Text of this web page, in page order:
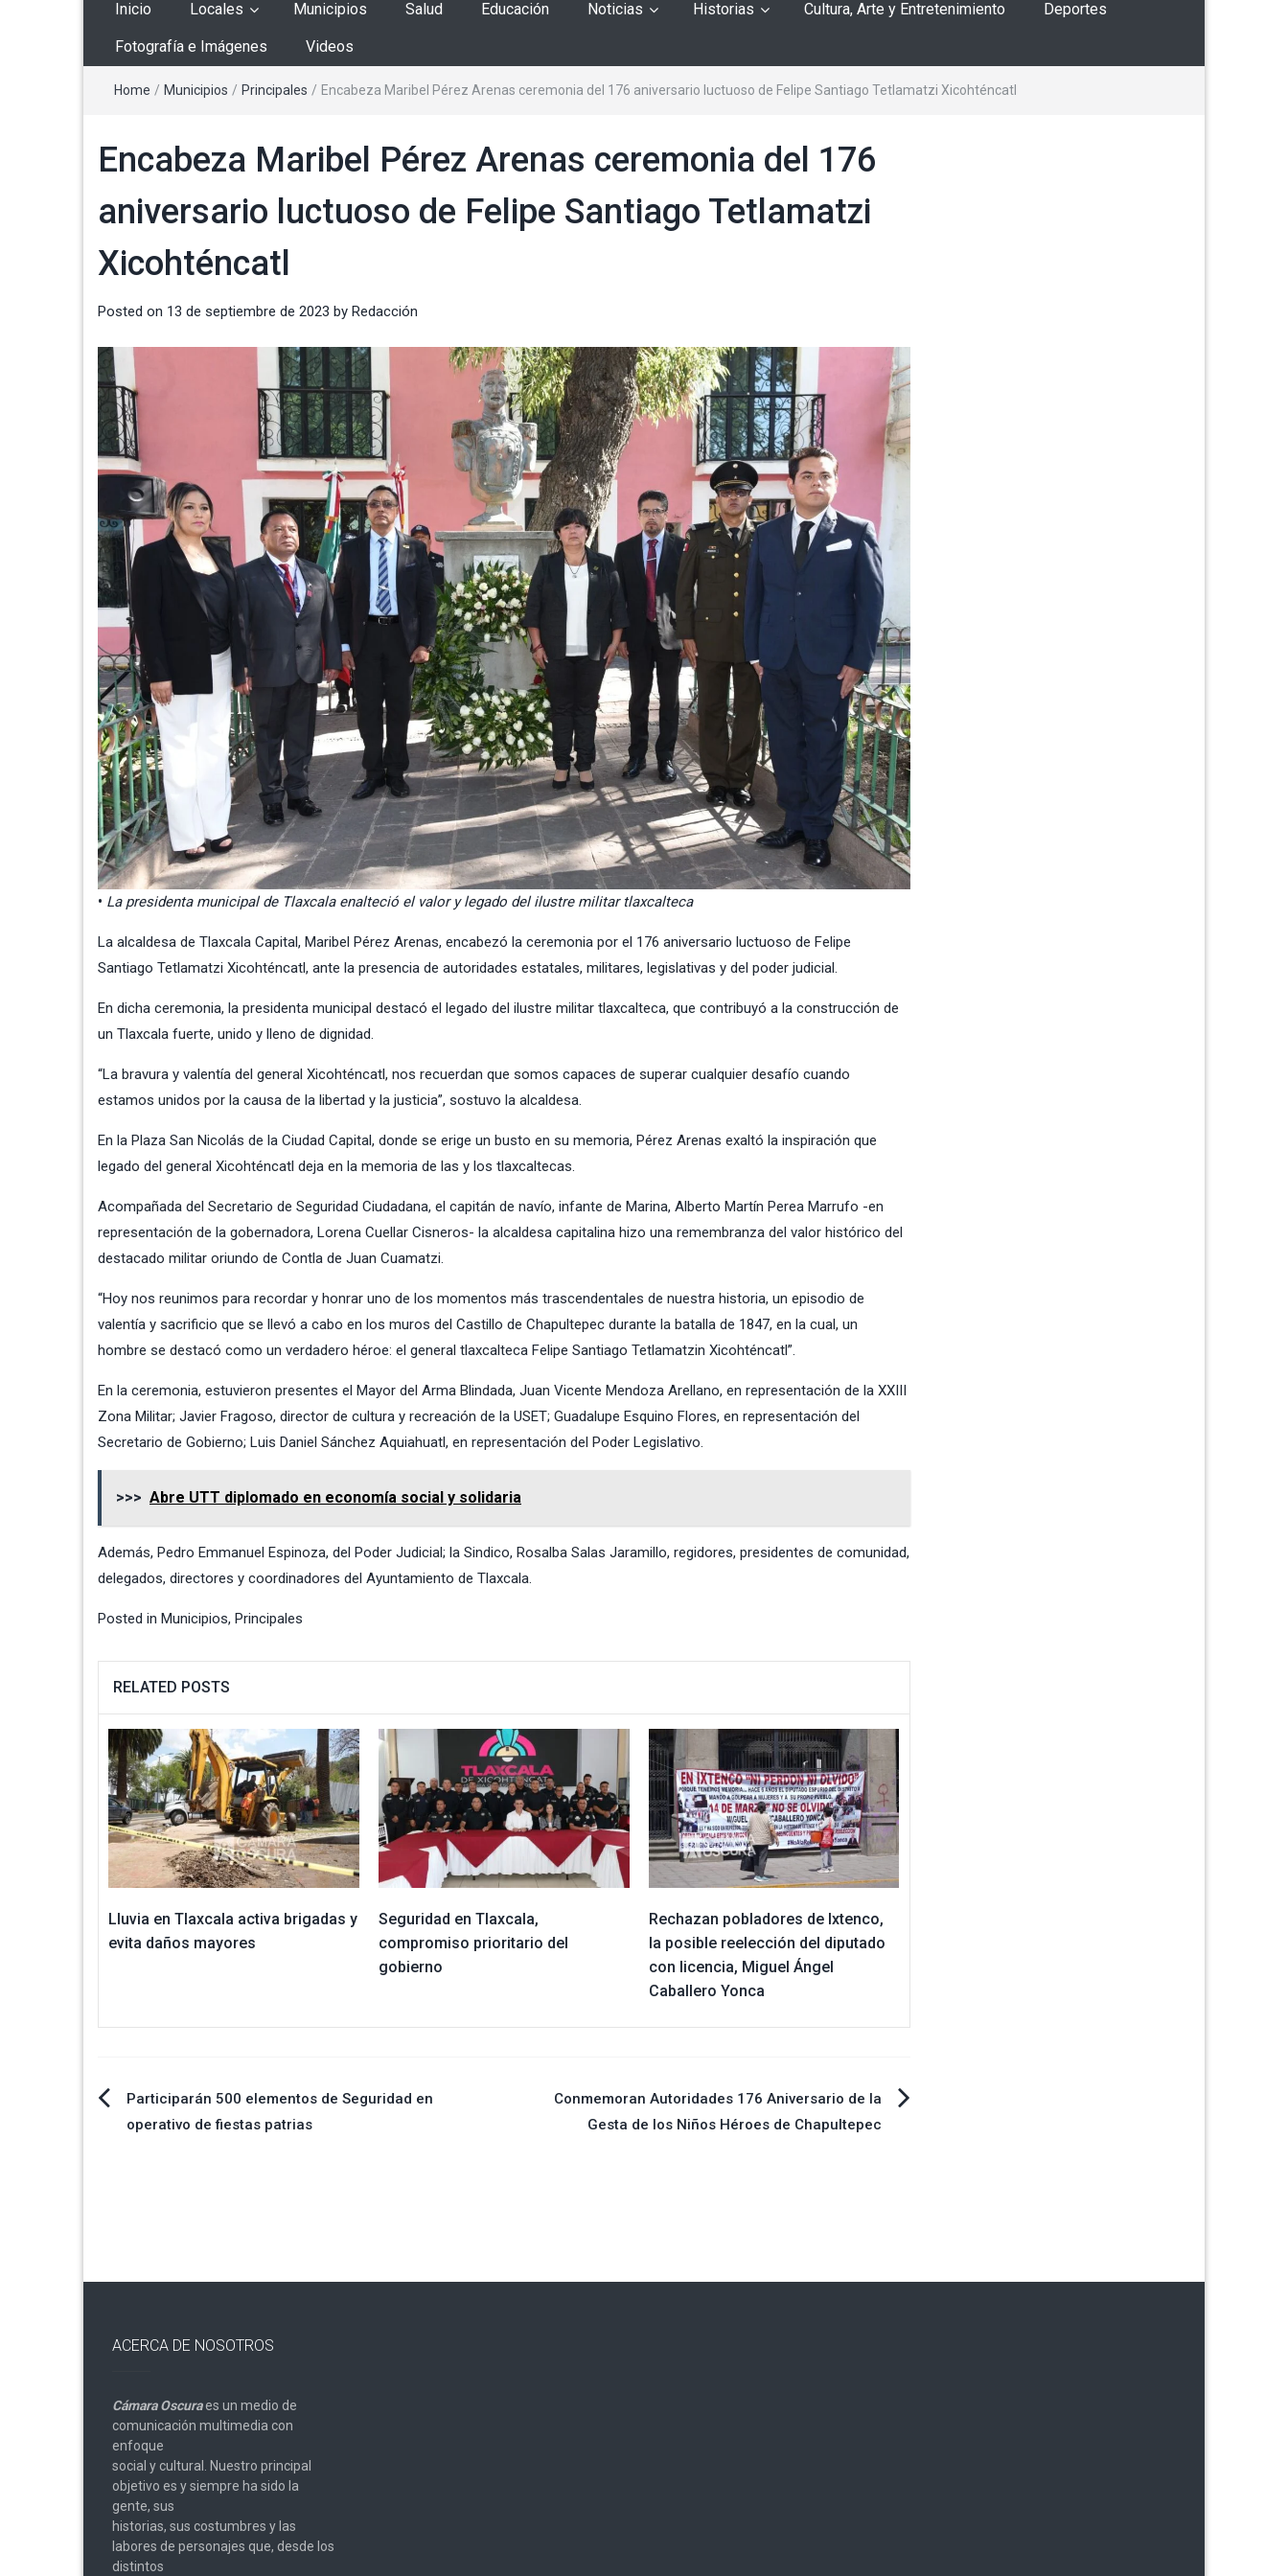
Inicio Locales Municipios Salud Educación Noticias Historias Cultura, Arte y Entretenimiento Deportes
Fotografía e Imágenes Videos
Home / Municipios / Principales / Encabeza Maribel Pérez Arenas ceremonia del 176 aniversario luctuoso de Felipe Santiago Tetlamatzi Xicohténcatl
Encabeza Maribel Pérez Arenas ceremonia del 176
aniversario luctuoso de Felipe Santiago Tetlamatzi
Xicohténcatl
Posted on 13 de septiembre de 2023 by Redacción
• La presidenta municipal de Tlaxcala enalteció el valor y legado del ilustre militar tlaxcalteca
La alcaldesa de Tlaxcala Capital, Maribel Pérez Arenas, encabezó la ceremonia por el 176 aniversario luctuoso de Felipe
Santiago Tetlamatzi Xicohténcatl, ante la presencia de autoridades estatales, militares, legislativas y del poder judicial.
En dicha ceremonia, la presidenta municipal destacó el legado del ilustre militar tlaxcalteca, que contribuyó a la construcción de
un Tlaxcala fuerte, unido y lleno de dignidad.
“La bravura y valentía del general Xicohténcatl, nos recuerdan que somos capaces de superar cualquier desafío cuando
estamos unidos por la causa de la libertad y la justicia”, sostuvo la alcaldesa.
En la Plaza San Nicolás de la Ciudad Capital, donde se erige un busto en su memoria, Pérez Arenas exaltó la inspiración que
legado del general Xicohténcatl deja en la memoria de las y los tlaxcaltecas.
Acompañada del Secretario de Seguridad Ciudadana, el capitán de navío, infante de Marina, Alberto Martín Perea Marrufo -en
representación de la gobernadora, Lorena Cuellar Cisneros- la alcaldesa capitalina hizo una remembranza del valor histórico del
destacado militar oriundo de Contla de Juan Cuamatzi.
“Hoy nos reunimos para recordar y honrar uno de los momentos más trascendentales de nuestra historia, un episodio de
valentía y sacrificio que se llevó a cabo en los muros del Castillo de Chapultepec durante la batalla de 1847, en la cual, un
hombre se destacó como un verdadero héroe: el general tlaxcalteca Felipe Santiago Tetlamatzin Xicohténcatl”.
En la ceremonia, estuvieron presentes el Mayor del Arma Blindada, Juan Vicente Mendoza Arellano, en representación de la XXIII
Zona Militar; Javier Fragoso, director de cultura y recreación de la USET; Guadalupe Esquino Flores, en representación del
Secretario de Gobierno; Luis Daniel Sánchez Aquiahuatl, en representación del Poder Legislativo.
>>> Abre UTT diplomado en economía social y solidaria
Además, Pedro Emmanuel Espinoza, del Poder Judicial; la Sindico, Rosalba Salas Jaramillo, regidores, presidentes de comunidad,
delegados, directores y coordinadores del Ayuntamiento de Tlaxcala.
Posted in Municipios, Principales
RELATED POSTS
Lluvia en Tlaxcala activa brigadas y
evita daños mayores
Seguridad en Tlaxcala,
compromiso prioritario del
gobierno
Rechazan pobladores de Ixtenco,
la posible reelección del diputado
con licencia, Miguel Ángel
Caballero Yonca
Navegación
Participarán 500 elementos de Seguridad en
operativo de fiestas patrias
Conmemoran Autoridades 176 Aniversario de la
Gesta de los Niños Héroes de Chapultepec
ACERCA DE NOSOTROS
Cámara Oscuraes un medio de
comunicación multimedia con
enfoque
social y cultural. Nuestro principal
objetivo es y siempre ha sido la
gente, sus
historias, sus costumbres y las
labores de personajes que, desde los
distintos